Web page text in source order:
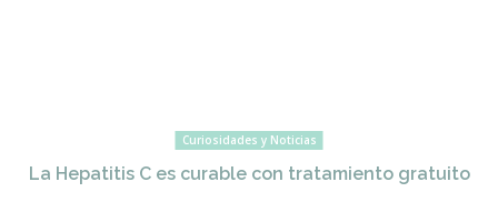
Curiosidades y Noticias
La Hepatitis C es curable con tratamiento gratuito